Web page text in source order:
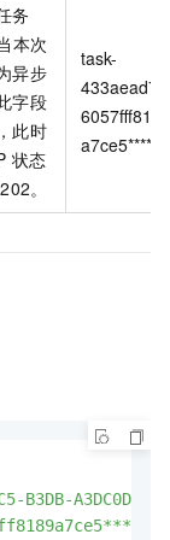
务
本次
异步
字段
此时
状态
。
task-
433aead75
6057fff8189
a7ce5****
B3DB-